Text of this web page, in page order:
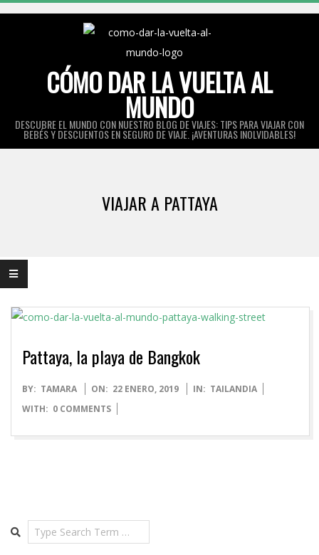
CÓMO DAR LA VUELTA AL
MUNDO
DESCUBRE EL MUNDO CON NUESTRO BLOG DE VIAJES: TIPS PARA VIAJAR CON
BEBÉS Y DESCUENTOS EN SEGURO DE VIAJE. ¡AVENTURAS INOLVIDABLES!
VIAJAR A PATTAYA
Pattaya, la playa de Bangkok
2019-
01-
BY: TAMARA ON: 22 ENERO, 2019 IN: TAILANDIA
WITH: 0 COMMENTS
Search